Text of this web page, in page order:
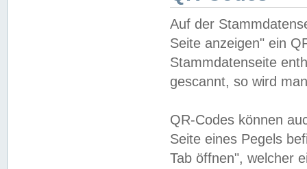
Auf der
Seite anzeigen" ein
Stammdatenseite
gescannt, so wird
QR-Codes können
Seite eines Pegels
Tab öffnen", welcher